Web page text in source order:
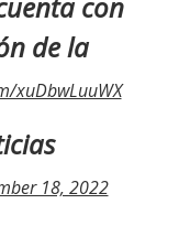
con
de la
xuDbwLuuWX
18, 2022